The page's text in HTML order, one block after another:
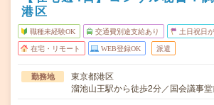
港区
職種未経験OK 交通費別途支給あり 土日祝日
在宅・リモート WEB登録OK 派遣
勤務地
東京都港区
溜池山王駅から徒歩2分／国会議事